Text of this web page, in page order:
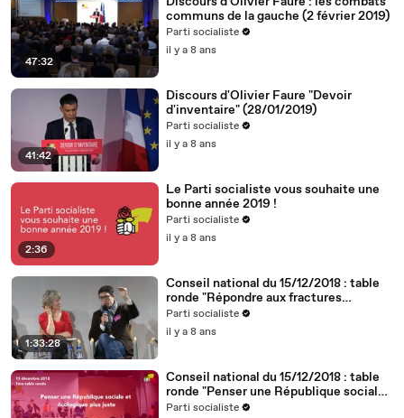
47:32
communs de la gauche (2 février 2019)
Parti socialiste
il y a 8 ans
41:42
Discours d'Olivier Faure "Devoir
d'inventaire" (28/01/2019)
Parti socialiste
il y a 8 ans
2:36
Le Parti socialiste vous souhaite une
bonne année 2019 !
Parti socialiste
il y a 8 ans
1:33:28
Conseil national du 15/12/2018 : table
ronde "Répondre aux fractures
territoriales, républicaines et
démocratiques"
Parti socialiste
il y a 8 ans
Conseil national du 15/12/2018 : table
ronde "Penser une République sociale
et écologique plus juste"
Parti socialiste